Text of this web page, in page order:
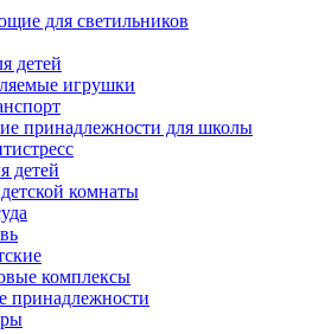
для светильников
детей
игрушки
принадлежности для школы
детей
комнаты
комплексы
принадлежности